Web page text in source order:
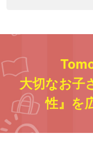
大切なお子
性』を